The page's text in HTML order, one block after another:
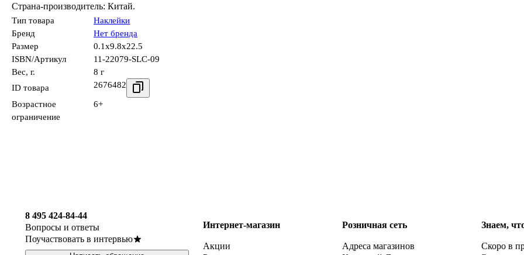
Страна-производитель: Китай.
Тип товара
Наклейки
Бренд
Нет бренда
Размер
0.1x9.8x22.5
ISBN/Артикул
11-22079-SLC-09
Вес, г.
8 г
ID товара
2676482
Возрастное
ограничение
6+
8 495 424-84-44
Вопросы и ответы
Поучаствовать в интервью
Интернет-магазин
Акции
Розничная сеть
Адреса магазинов
Знаем,
Скоро в